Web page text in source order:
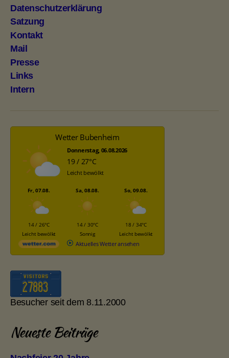
Datenschutzerklärung
Satzung
Kontakt
Mail
Presse
Links
Intern
Wetter Bubenheim
Donnerstag, 06.08.2026
19 / 27°C
Leicht bewölkt
Fr, 07.08.
14 / 26°C
Leicht bewölkt
Sa, 08.08.
14 / 30°C
Sonnig
So, 09.08.
18 / 34°C
Leicht bewölkt
Aktuelles Wetter ansehen
Besucher seit dem 8.11.2000
Neueste Beiträge